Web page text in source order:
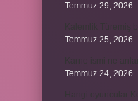
Temmuz 29, 2026
Temmuz 25, 2026
Temmuz 24, 2026